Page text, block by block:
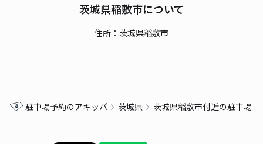
茨城県稲敷市について
住所：茨城県稲敷市
駐車場予約のアキッパ 茨城県 茨城県稲敷市付近の駐車場